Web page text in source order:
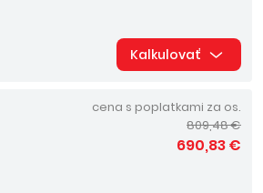
Kalkulovať
cena s poplatkami za os.
809,48 €
690,83 €